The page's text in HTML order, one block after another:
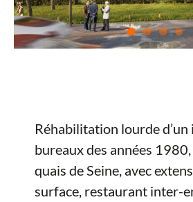
Réhabilitation lourde d’un
bureaux des années
quais de Seine, avec
surface, restaurant inter-